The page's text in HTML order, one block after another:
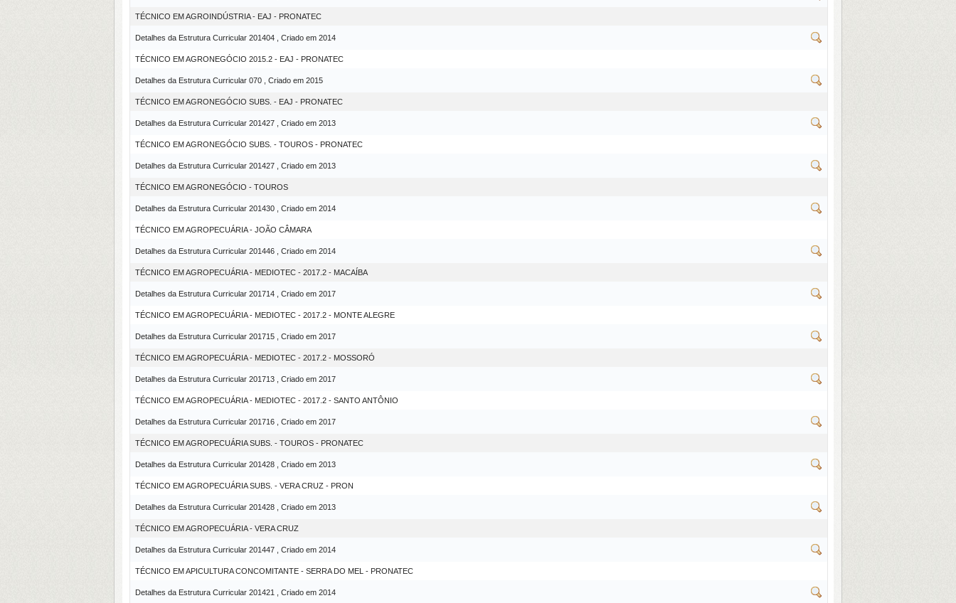
TÉCNICO EM AGROINDÚSTRIA - EAJ - PRONATEC
Detalhes da Estrutura Curricular 201404 , Criado em 2014
TÉCNICO EM AGRONEGÓCIO 2015.2 - EAJ - PRONATEC
Detalhes da Estrutura Curricular 070 , Criado em 2015
TÉCNICO EM AGRONEGÓCIO SUBS. - EAJ - PRONATEC
Detalhes da Estrutura Curricular 201427 , Criado em 2013
TÉCNICO EM AGRONEGÓCIO SUBS. - TOUROS - PRONATEC
Detalhes da Estrutura Curricular 201427 , Criado em 2013
TÉCNICO EM AGRONEGÓCIO - TOUROS
Detalhes da Estrutura Curricular 201430 , Criado em 2014
TÉCNICO EM AGROPECUÁRIA - JOÃO CÂMARA
Detalhes da Estrutura Curricular 201446 , Criado em 2014
TÉCNICO EM AGROPECUÁRIA - MEDIOTEC - 2017.2 - MACAÍBA
Detalhes da Estrutura Curricular 201714 , Criado em 2017
TÉCNICO EM AGROPECUÁRIA - MEDIOTEC - 2017.2 - MONTE ALEGRE
Detalhes da Estrutura Curricular 201715 , Criado em 2017
TÉCNICO EM AGROPECUÁRIA - MEDIOTEC - 2017.2 - MOSSORÓ
Detalhes da Estrutura Curricular 201713 , Criado em 2017
TÉCNICO EM AGROPECUÁRIA - MEDIOTEC - 2017.2 - SANTO ANTÔNIO
Detalhes da Estrutura Curricular 201716 , Criado em 2017
TÉCNICO EM AGROPECUÁRIA SUBS. - TOUROS - PRONATEC
Detalhes da Estrutura Curricular 201428 , Criado em 2013
TÉCNICO EM AGROPECUÁRIA SUBS. - VERA CRUZ - PRON
Detalhes da Estrutura Curricular 201428 , Criado em 2013
TÉCNICO EM AGROPECUÁRIA - VERA CRUZ
Detalhes da Estrutura Curricular 201447 , Criado em 2014
TÉCNICO EM APICULTURA CONCOMITANTE - SERRA DO MEL - PRONATEC
Detalhes da Estrutura Curricular 201421 , Criado em 2014